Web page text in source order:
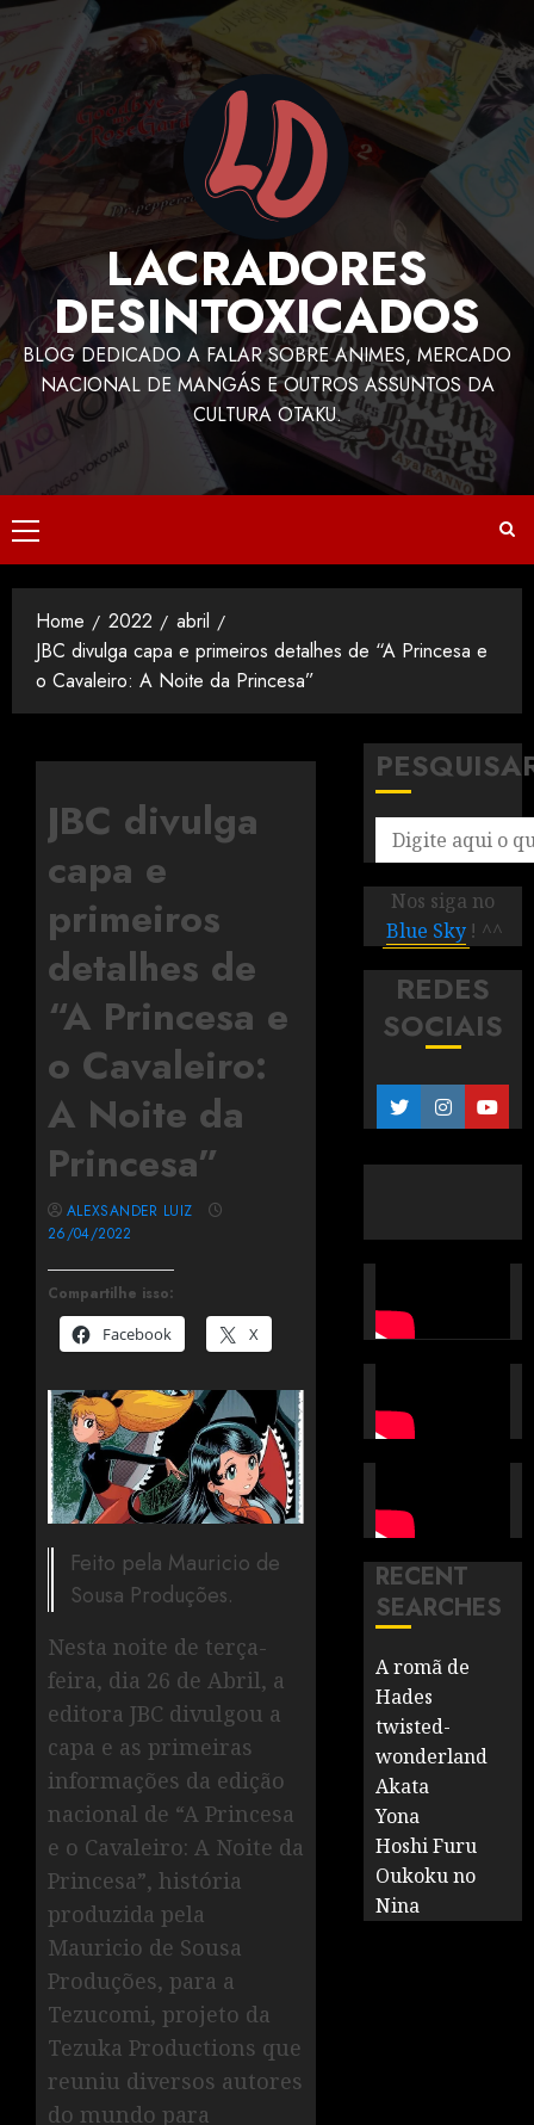
LACRADORES
DESINTOXICADOS
BLOG DEDICADO A FALAR SOBRE ANIMES, MERCADO
NACIONAL DE MANGÁS E OUTROS ASSUNTOS DA
CULTURA OTAKU.
Home 2022
abril
JBC divulga capa e primeiros detalhes de “A Princesa e
o Cavaleiro: A Noite da Princesa”
JBC divulga
capa e
primeiros
detalhes de
“A Princesa e
o Cavaleiro:
A Noite da
Princesa”
Compartilhe isso:
Facebook
X
ALEXSANDER LUIZ
26/04/2022
Feito pela Mauricio de
Sousa Produções.
Nesta noite de terça-
feira, dia 26 de Abril, a
editora JBC divulgou a
capa e as primeiras
informações da edição
nacional de “A Princesa
e o Cavaleiro: A Noite da
Princesa”, história
produzida pela
Mauricio de Sousa
Produções, para a
Tezucomi, projeto da
Tezuka Productions que
reuniu diversos autores
do mundo para
Nos siga no
Blue Sky ! ^^
REDES
SOCIAIS
RECENT
SEARCHES
A romã de
Hades
twisted-
wonderland
Akata
Yona
Hoshi Furu
Oukoku no
Nina